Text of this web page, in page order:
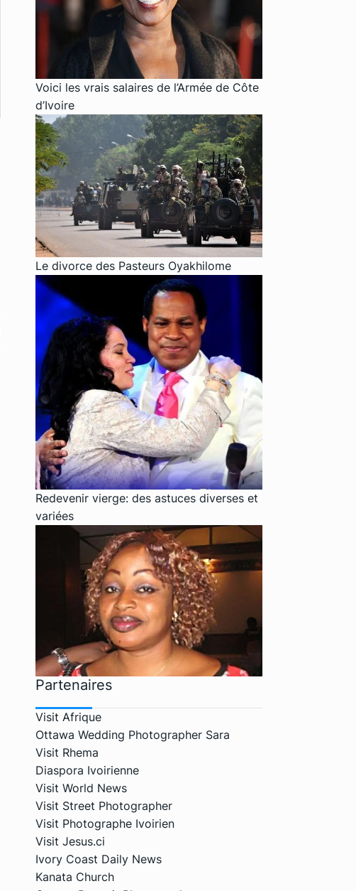
Voici les vrais salaires de l’Armée de Côte
d’Ivoire
Le divorce des Pasteurs Oyakhilome
Redevenir vierge: des astuces diverses et
variées
Partenaires
Visit Afrique
Ottawa Wedding Photographer Sara
Visit Rhema
Diaspora Ivoirienne
Visit World News
Visit Street Photographer
Visit Photographe Ivoirien
Visit Jesus.ci
Ivory Coast Daily News
Kanata Church